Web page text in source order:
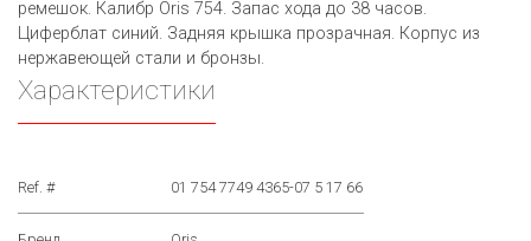
ремешок. Калибр Oris 754. Запас хода до 38 часов.
Циферблат синий. Задняя крышка прозрачная. Корпус из
нержавеющей стали и бронзы.
Характеристики
Ref. # 01 754 7749 4365-07 5 17 66